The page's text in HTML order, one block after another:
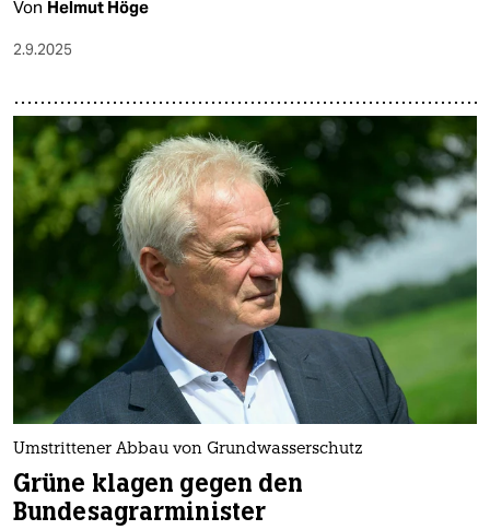
Von Helmut Höge
2.9.2025
Umstrittener Abbau von Grundwasserschutz
Grüne klagen gegen den
Bundesagrarminister